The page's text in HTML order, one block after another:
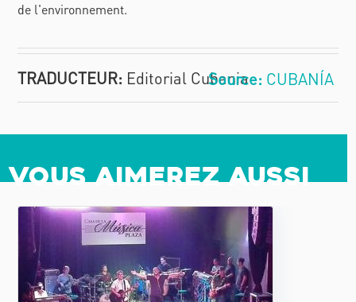
de l'environnement.
TRADUCTEUR: Editorial Cubania CUBANÍA
Vous aimerez aussi